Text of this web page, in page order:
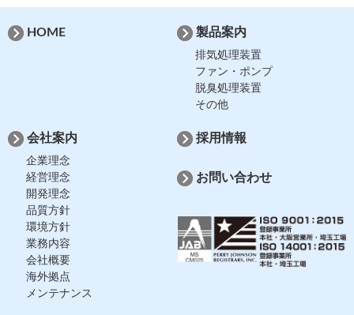
HOME 製品案内
排気処理装置
ファン・ポンプ
脱臭処理装置
その他
会社案内
企業理念
経営理念
開発理念
品質方針
環境方針
業務内容
会社概要
海外拠点
メンテナンス
採用情報
お問い合わせ